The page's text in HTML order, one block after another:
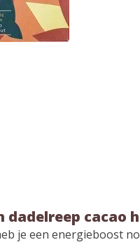
dadelreep cacao
je een energieboost